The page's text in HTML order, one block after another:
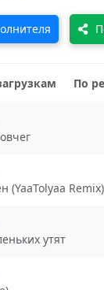
По
(YaaTolyaa Remix)
утят